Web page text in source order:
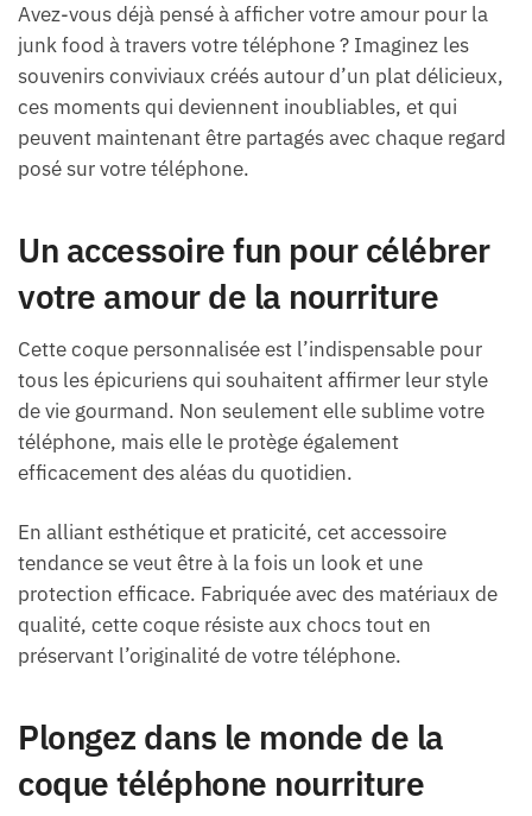
Avez-vous déjà pensé à afficher votre amour pour la
junk food à travers votre téléphone ? Imaginez les
souvenirs conviviaux créés autour d’un plat délicieux,
ces moments qui deviennent inoubliables, et qui
peuvent maintenant être partagés avec chaque regard
posé sur votre téléphone.
Un accessoire fun pour célébrer
votre amour de la nourriture
Cette coque personnalisée est l’indispensable pour
tous les épicuriens qui souhaitent affirmer leur style
de vie gourmand. Non seulement elle sublime votre
téléphone, mais elle le protège également
efficacement des aléas du quotidien.
En alliant esthétique et praticité, cet accessoire
tendance se veut être à la fois un look et une
protection efficace. Fabriquée avec des matériaux de
qualité, cette coque résiste aux chocs tout en
préservant l’originalité de votre téléphone.
Plongez dans le monde de la
coque téléphone nourriture